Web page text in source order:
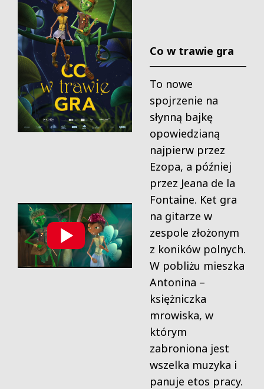
Co w trawie gra
To nowe
spojrzenie na
słynną bajkę
opowiedzianą
najpierw przez
Ezopa, a później
przez Jeana de la
Fontaine. Ket gra
na gitarze w
zespole złożonym
z koników polnych.
W pobliżu mieszka
Antonina –
księżniczka
mrowiska, w
którym
zabroniona jest
wszelka muzyka i
panuje etos pracy.